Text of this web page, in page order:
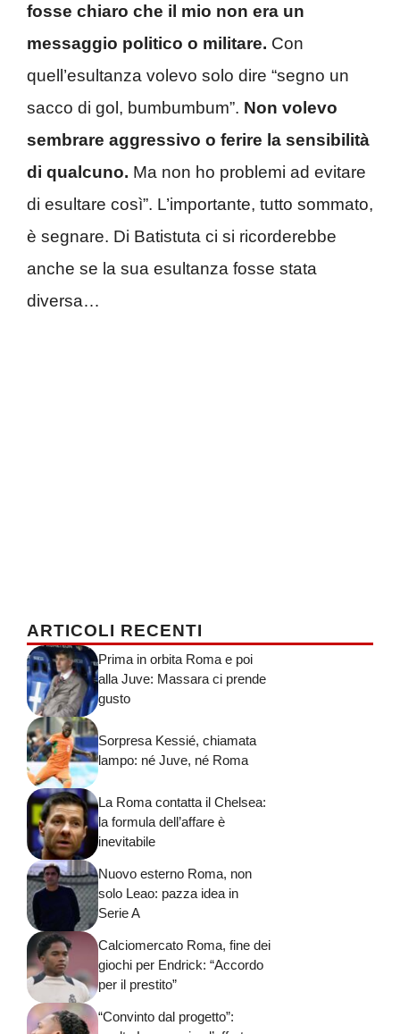
fosse chiaro che il mio non era un
messaggio politico o militare. Con
quell’esultanza volevo solo dire “segno un
sacco di gol, bumbumbum”. Non volevo
sembrare aggressivo o ferire la sensibilità
di qualcuno. Ma non ho problemi ad evitare
di esultare così”. L’importante, tutto sommato,
è segnare. Di Batistuta ci si ricorderebbe
anche se la sua esultanza fosse stata
diversa…
ARTICOLI RECENTI
Prima in orbita Roma e poi
alla Juve: Massara ci prende
gusto
Sorpresa Kessié, chiamata
lampo: né Juve, né Roma
La Roma contatta il Chelsea:
la formula dell’affare è
inevitabile
Nuovo esterno Roma, non
solo Leao: pazza idea in
Serie A
Calciomercato Roma, fine dei
giochi per Endrick: “Accordo
per il prestito”
“Convinto dal progetto”: